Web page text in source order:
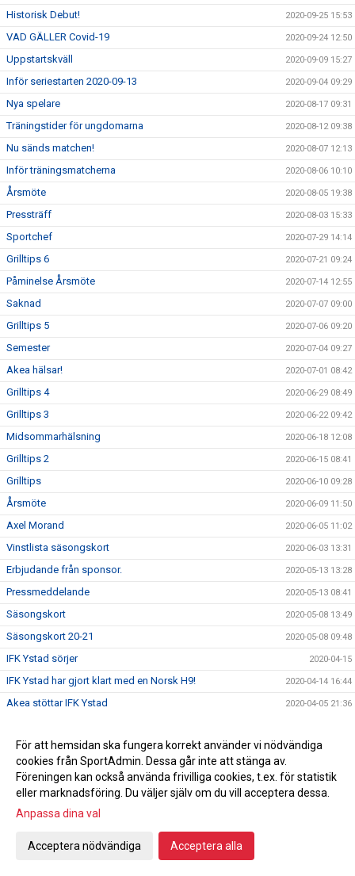
Historisk Debut! 2020-09-25 15:53
VAD GÄLLER Covid-19 2020-09-24 12:50
Uppstartskväll 2020-09-09 15:27
Inför seriestarten 2020-09-13 2020-09-04 09:29
Nya spelare 2020-08-17 09:31
Träningstider för ungdomarna 2020-08-12 09:38
Nu sänds matchen! 2020-08-07 12:13
Inför träningsmatcherna 2020-08-06 10:10
Årsmöte 2020-08-05 19:38
Pressträff 2020-08-03 15:33
Sportchef 2020-07-29 14:14
Grilltips 6 2020-07-21 09:24
Påminelse Årsmöte 2020-07-14 12:55
Saknad 2020-07-07 09:00
Grilltips 5 2020-07-06 09:20
Semester 2020-07-04 09:27
Akea hälsar! 2020-07-01 08:42
Grilltips 4 2020-06-29 08:49
Grilltips 3 2020-06-22 09:42
Midsommarhälsning 2020-06-18 12:08
Grilltips 2 2020-06-15 08:41
Grilltips 2020-06-10 09:28
Årsmöte 2020-06-09 11:50
Axel Morand 2020-06-05 11:02
Vinstlista säsongskort 2020-06-03 13:31
Erbjudande från sponsor. 2020-05-13 13:28
Pressmeddelande 2020-05-13 08:41
Säsongskort 2020-05-08 13:49
Säsongskort 20-21 2020-05-08 09:48
IFK Ystad sörjer 2020-04-15
IFK Ystad har gjort klart med en Norsk H9! 2020-04-14 16:44
Akea stöttar IFK Ystad 2020-04-05 21:36
IFK YSTAD HANDBOLL TACKAR 2020-03-20 11:04
Ändrade planer 2020-03-17 12:23
Sista matchen i grundspelet 2020-03-16 20:29
INFO IFK YSTAD HK MED ANLEDNING AV CORONAVIRUSET
För att hemsidan ska fungera korrekt använder vi nödvändiga
cookies från SportAdmin. Dessa går inte att stänga av.
Föreningen kan också använda frivilliga cookies, t.ex. för statistik
eller marknadsföring. Du väljer själv om du vill acceptera dessa.
Anpassa dina val
Acceptera nödvändiga Acceptera alla